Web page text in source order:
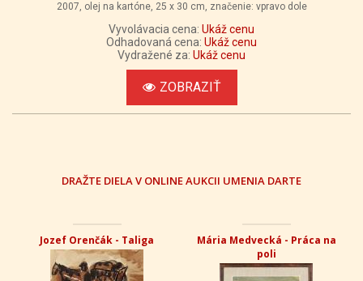
2007, olej na kartóne, 25 x 30 cm, značenie: vpravo dole
Vyvolávacia cena: Ukáž cenu
Odhadovaná cena: Ukáž cenu
Vydražené za: Ukáž cenu
ZOBRAZIŤ
DRAŽTE DIELA V ONLINE AUKCII UMENIA DARTE
Jozef Orenčák - Taliga
Mária Medvecká - Práca na
poli